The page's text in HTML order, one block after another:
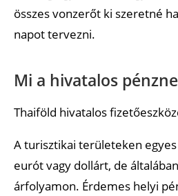
összes vonzerőt ki szeretné
napot tervezni.
Mi a hivatalos
Thaiföld hivatalos
A turisztikai területeken
eurót vagy dollárt, de
árfolyamon. Érdemes helyi